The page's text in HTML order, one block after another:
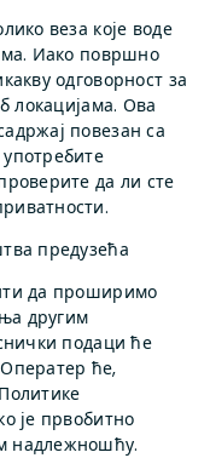
веза које воде
Иако површно
одговорност за
локацијама. Ова
повезан са
да ли сте
предузећа
да проширимо
другим
подаци ће
ће,
је првобитно
надлежношћу.